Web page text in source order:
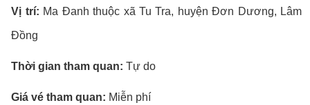
Vị trí: Ma Đanh thuộc xã Tu Tra, huyện Đơn Dương, Lâm
Đồng
Thời gian tham quan:Tự do
Giá vé tham quan: Miễn phí